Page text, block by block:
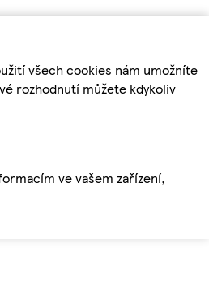
všech cookies nám umožníte
rozhodnutí můžete kdykoliv
ve vašem zařízení,